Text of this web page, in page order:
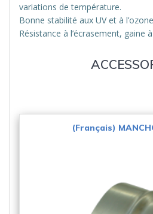
variations de température.
Bonne stabilité aux UV et à
Résistance à l’écrasement, gaine
(Français)